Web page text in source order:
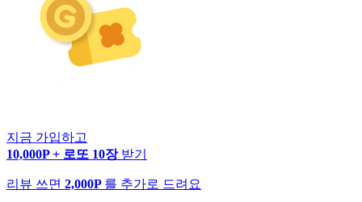
지금 가입하고
10,000P + 로또 10장 받기
리뷰 쓰면 2,000P 를 추가로 드려요